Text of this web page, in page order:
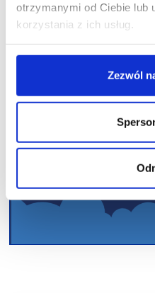
otrzymanymi od Ciebie lub
korzystania z ich usług.
Zezwól